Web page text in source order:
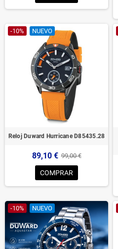
-10% NUEVO
Reloj Duward Hurricane D85435.28
89,10 € 99,00 €
COMPRAR
-10% NUEVO